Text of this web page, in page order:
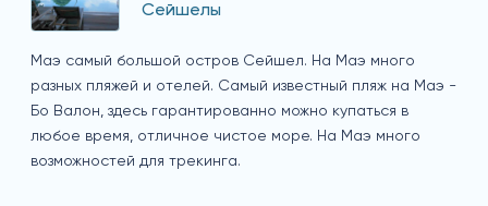
Сейшелы
Маэ самый большой остров Сейшел. На Маэ много
разных пляжей и отелей. Самый известный пляж на Маэ -
Бо Валон, здесь гарантированно можно купаться в
любое время, отличное чистое море. На Маэ много
возможностей для трекинга.